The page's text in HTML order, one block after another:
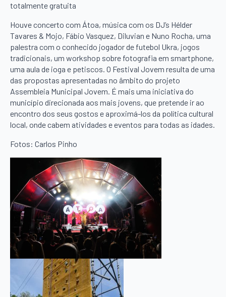
totalmente gratuita
Houve concerto com Átoa, música com os DJ’s Hélder
Tavares & Mojo, Fábio Vasquez, Diluvian e Nuno Rocha, uma
palestra com o conhecido jogador de futebol Ukra, jogos
tradicionais, um workshop sobre fotografia em smartphone,
uma aula de ioga e petiscos. O Festival Jovem resulta de uma
das propostas apresentadas no âmbito do projeto
Assembleia Municipal Jovem. É mais uma iniciativa do
município direcionada aos mais jovens, que pretende ir ao
encontro dos seus gostos e aproximá-los da política cultural
local, onde cabem atividades e eventos para todas as idades.
Fotos: Carlos Pinho